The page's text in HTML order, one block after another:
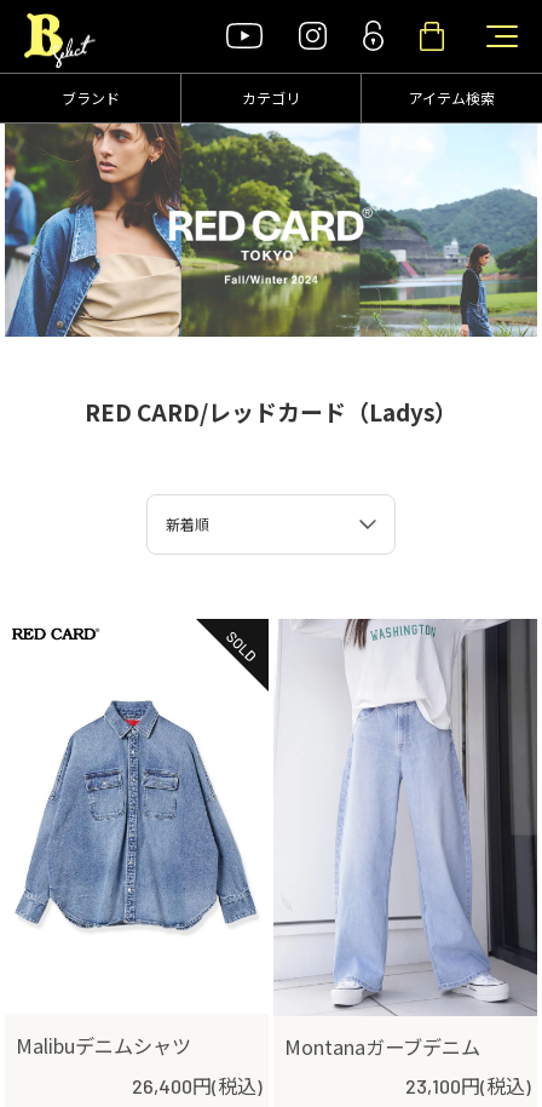
ブランド カテゴリ アイテム検索
RED CARD/レッドカード（Ladys）
新着順
Malibuデニムシャツ
26,400円(税込)
Montanaガーブデニム
23,100円(税込)